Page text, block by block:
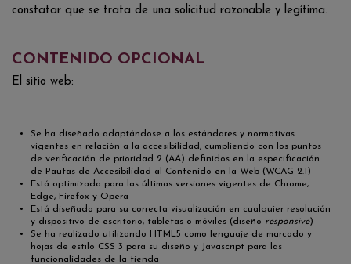
constatar que se trata de una solicitud razonable y legítima.
CONTENIDO OPCIONAL
El sitio web:
Se ha diseñado adaptándose a los estándares y normativas
vigentes en relación a la accesibilidad, cumpliendo con los puntos
de verificación de prioridad 2 (AA) definidos en la especificación
de Pautas de Accesibilidad al Contenido en la Web (WCAG 2.1)
Está optimizado para las últimas versiones vigentes de Chrome,
Edge, Firefox y Opera
Está diseñado para su correcta visualización en cualquier resolución
y dispositivo de escritorio, tabletas o móviles (diseño responsive)
Se ha realizado utilizando HTML5 como lenguaje de marcado y
hojas de estilo CSS 3 para su diseño y Javascript para las
funcionalidades de la tienda